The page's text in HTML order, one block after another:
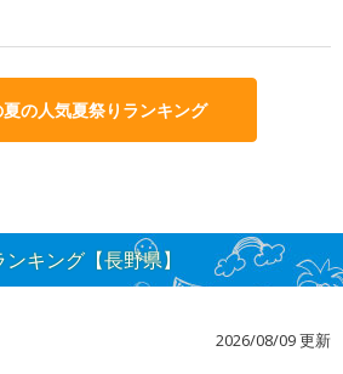
の人気夏祭りランキング
キング【長野県】
2026/08/09 更新